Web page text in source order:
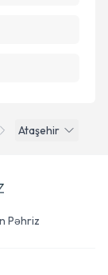
Ataşehir
Pəhriz